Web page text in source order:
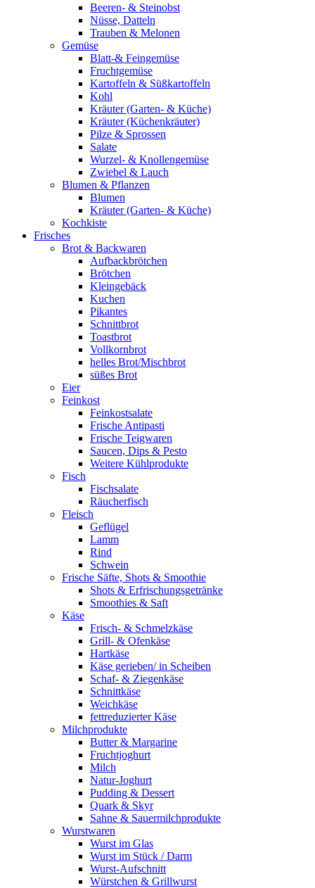
Beeren- & Steinobst
Nüsse, Datteln
Trauben & Melonen
Gemüse
Blatt-& Feingemüse
Fruchtgemüse
Kartoffeln & Süßkartoffeln
Kohl
Kräuter (Garten- & Küche)
Kräuter (Küchenkräuter)
Pilze & Sprossen
Salate
Wurzel- & Knollengemüse
Zwiebel & Lauch
Blumen & Pflanzen
Blumen
Kräuter (Garten- & Küche)
Kochkiste
Frisches
Brot & Backwaren
Aufbackbrötchen
Brötchen
Kleingebäck
Kuchen
Pikantes
Schnittbrot
Toastbrot
Vollkornbrot
helles Brot/Mischbrot
süßes Brot
Eier
Feinkost
Feinkostsalate
Frische Antipasti
Frische Teigwaren
Saucen, Dips & Pesto
Weitere Kühlprodukte
Fisch
Fischsalate
Räucherfisch
Fleisch
Geflügel
Lamm
Rind
Schwein
Frische Säfte, Shots & Smoothie
Shots & Erfrischungsgetränke
Smoothies & Saft
Käse
Frisch- & Schmelzkäse
Grill- & Ofenkäse
Hartkäse
Käse gerieben/ in Scheiben
Schaf- & Ziegenkäse
Schnittkäse
Weichkäse
fettreduzierter Käse
Milchprodukte
Butter & Margarine
Fruchtjoghurt
Milch
Natur-Joghurt
Pudding & Dessert
Quark & Skyr
Sahne & Sauermilchprodukte
Wurstwaren
Wurst im Glas
Wurst im Stück / Darm
Wurst-Aufschnitt
Würstchen & Grillwurst